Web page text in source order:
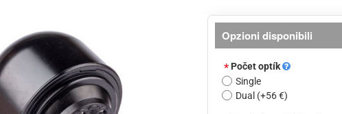
Opzioni disponibili
Počet optík
Single
Dual (+56 €)